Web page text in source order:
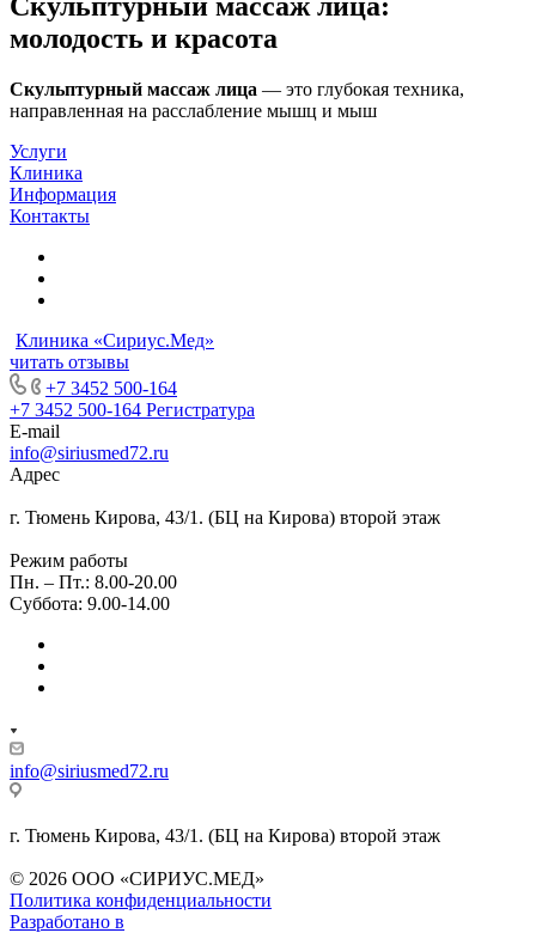
молодость и красота
Скульптурный массаж лица — это глубокая техника,
направленная на расслабление мышц и мыш
Услуги
Клиника
Информация
Контакты
Клиника «Сириус.Мед»
читать отзывы
+7 3452 500-164
+7 3452 500-164 Регистратура
E-mail
info@siriusmed72.ru
Адрес
г. Тюмень Кирова, 43/1. (БЦ на Кирова) второй этаж
Режим работы
Пн. – Пт.: 8.00-20.00
Суббота: 9.00-14.00
info@siriusmed72.ru
г. Тюмень Кирова, 43/1. (БЦ на Кирова) второй этаж
© 2026 ООО «СИРИУС.МЕД»
Политика конфиденциальности
Разработано в